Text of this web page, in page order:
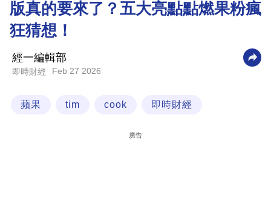
業
職
生
版真的要來了？五大亮點點燃果粉瘋
狂猜想！
經一編輯部
即時財經 Feb 27 2026
蘋果 tim cook 即時財經
廣告